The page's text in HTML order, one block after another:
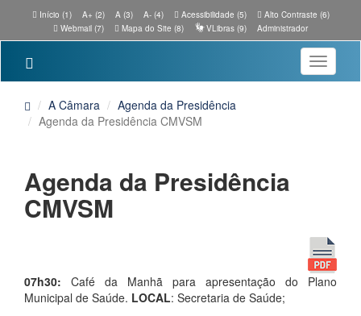
Início (1) A+ (2) A (3) A- (4) Acessibilidade (5)
Alto Contraste (6)
Webmail (7)
Mapa do Site (8) VLibras (9) Administrador
Toggle
A Câmara
Agenda da Presidência
Agenda da Presidência CMVSM
Agenda da Presidência
CMVSM
07h30: Café da Manhã para apresentação do Plano
Municipal de Saúde. LOCAL: Secretaria de Saúde;